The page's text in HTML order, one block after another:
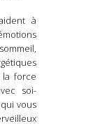
à
la force
soi-
vous